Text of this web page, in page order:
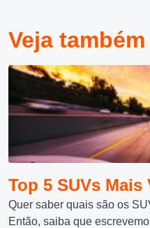
Veja também
Top 5 SUVs Mais
Quer saber quais são os
Então, saiba que